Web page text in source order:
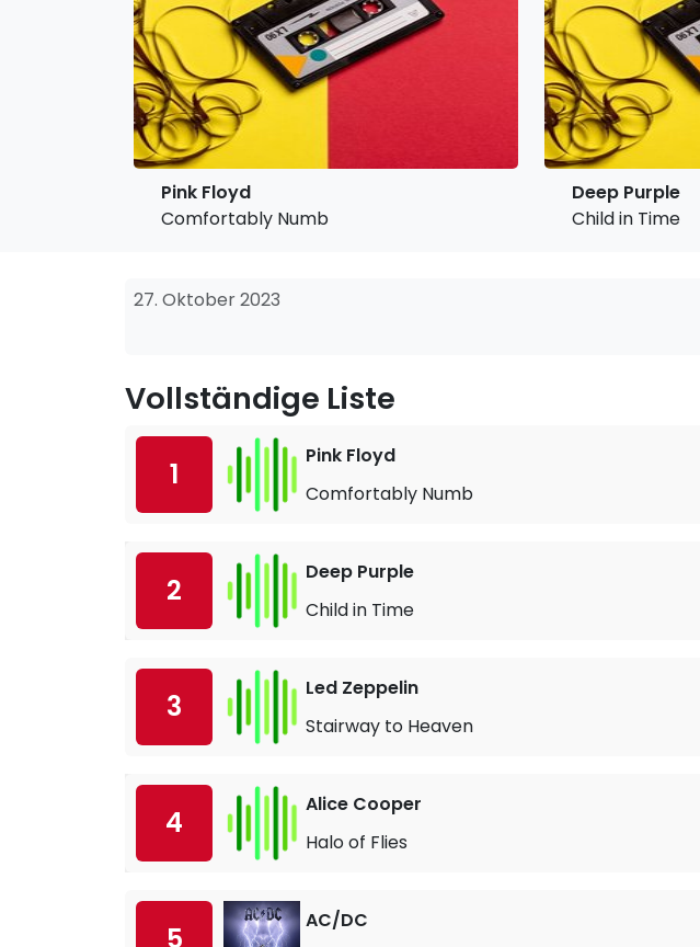
Pink Floyd
Comfortably Numb
Deep Purple
Child in Time
27. Oktober 2023
Vollständige Liste
1
Pink Floyd
Comfortably Numb
2
Deep Purple
Child in Time
3
Led Zeppelin
Stairway to Heaven
4
Alice Cooper
Halo of Flies
5
AC/DC